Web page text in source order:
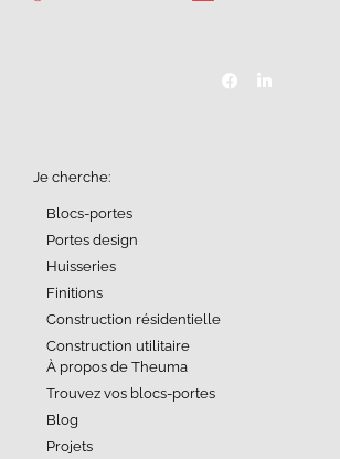
Je cherche:
Blocs-portes
Portes design
Huisseries
Finitions
Construction résidentielle
Construction utilitaire
À propos de Theuma
Trouvez vos blocs-portes
Blog
Projets